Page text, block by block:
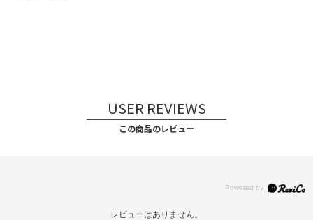
USER REVIEWS
この商品のレビュー
レビューはありません。